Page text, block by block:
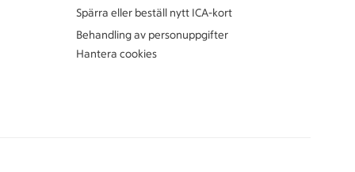
Spärra eller beställ nytt ICA-kort
Behandling av personuppgifter
Hantera cookies